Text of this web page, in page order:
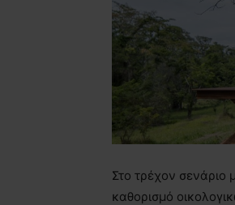
Στο τρέχον σενάριο
καθορισμό